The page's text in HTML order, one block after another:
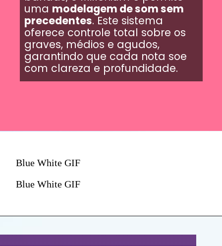
uma modelagem de som sem
precedentes. Este sistema
oferece controle total sobre os
graves, médios e agudos,
garantindo que cada nota soe
com clareza e profundidade.
Blue White GIF
Blue White GIF